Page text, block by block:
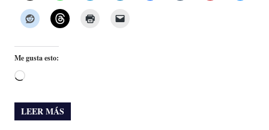
Me gusta esto:
Cargando...
LEER MÁS